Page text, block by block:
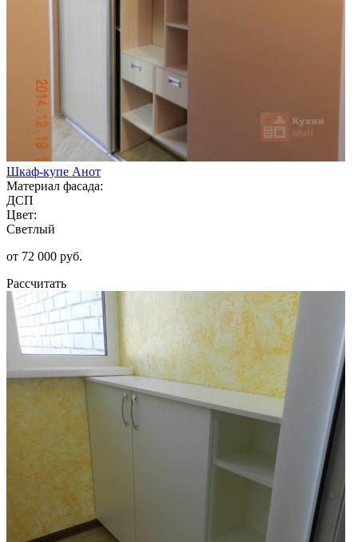
Шкаф-купе Анот
Материал фасада:
ДСП
Цвет:
Светлый
от 72 000 руб.
Рассчитать